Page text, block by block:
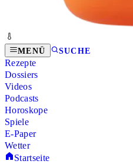
MENÜ SUCHE
Rezepte
Dossiers
Videos
Podcasts
Horoskope
Spiele
E-Paper
Wetter
Startseite